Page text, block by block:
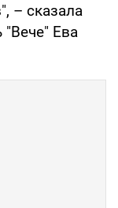
– сказала
"Вече" Ева